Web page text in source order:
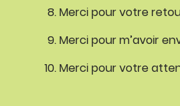
Merci pour votre
Merci pour m’avoir
Merci pour votre